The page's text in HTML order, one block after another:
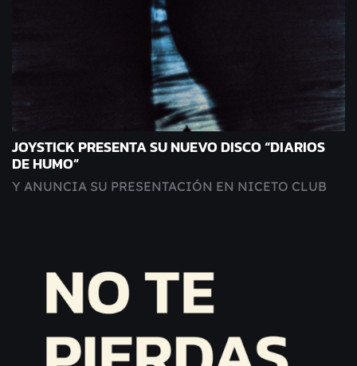
JOYSTICK PRESENTA SU NUEVO DISCO “DIARIOS
DE HUMO”
Y ANUNCIA SU PRESENTACIÓN EN NICETO CLUB